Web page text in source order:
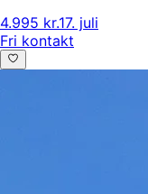
4.995 kr.17. juli
Fri kontakt